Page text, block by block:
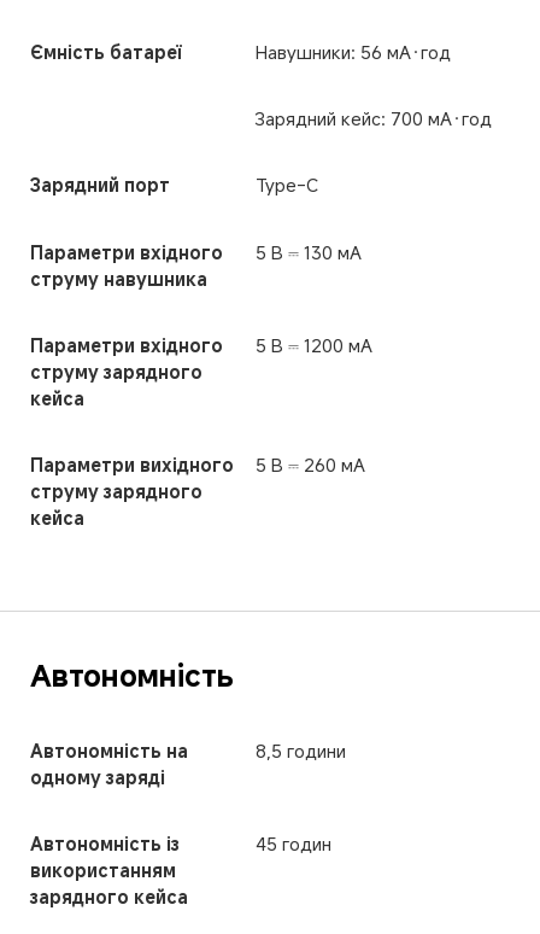
Ємність батареї Навушники: 56 мА·год
Зарядний кейс: 700 мА·год
Зарядний порт Type-C
Параметри вхідного
струму навушника
5 В ⎓ 130 мА
Параметри вхідного
струму зарядного
кейса
5 В ⎓ 1200 мА
Параметри вихідного
струму зарядного
кейса
5 В ⎓ 260 мА
Автономність
Автономність на
одному заряді
8,5 години
Автономність із
використанням
зарядного кейса
45 годин